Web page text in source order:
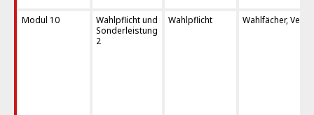
Modul 10
Wahlpflicht und
Sonderleistung
2
Wahlpflicht Wahlfächer,